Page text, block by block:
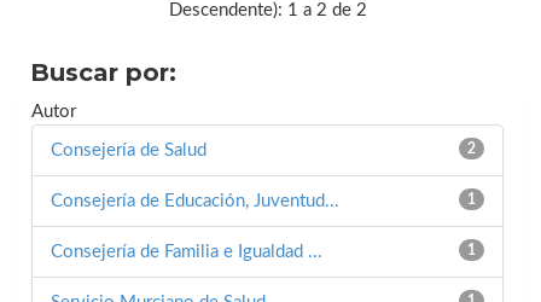
Descendente): 1 a 2 de 2
Buscar por:
Autor
2
Consejería de Salud
1
Consejería de Educación, Juventud...
1
Consejería de Familia e Igualdad ...